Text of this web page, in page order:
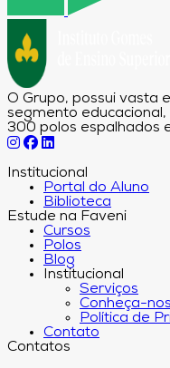
O Grupo, possui vasta
segmento
300 polos espalhados
Institucional
Portal do Aluno
Biblioteca
Estude na Faveni
Cursos
Polos
Blog
Institucional
Serviços
Conheça-nos
Política de
Contato
Contatos